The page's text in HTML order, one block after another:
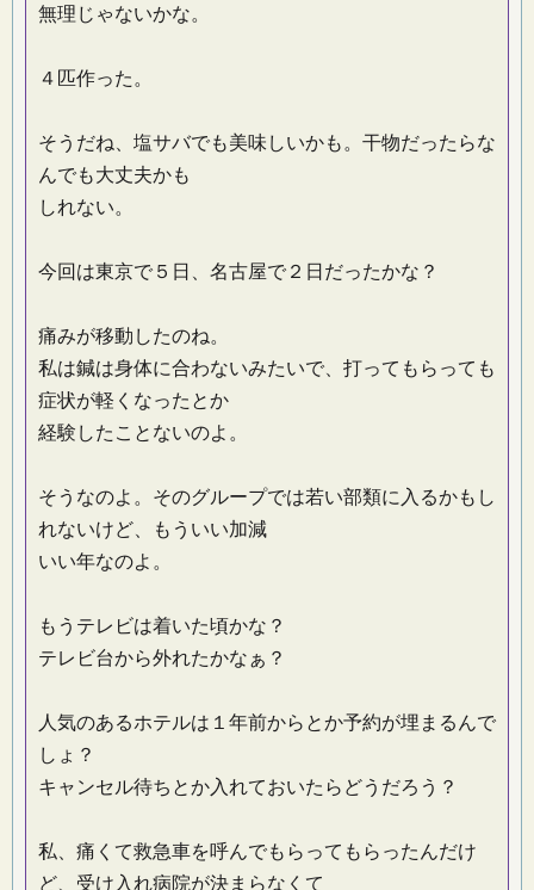
無理じゃないかな。
４匹作った。
そうだね、塩サバでも美味しいかも。干物だったらな
んでも大丈夫かも
しれない。
今回は東京で５日、名古屋で２日だったかな？
痛みが移動したのね。
私は鍼は身体に合わないみたいで、打ってもらっても
症状が軽くなったとか
経験したことないのよ。
そうなのよ。そのグループでは若い部類に入るかもし
れないけど、もういい加減
いい年なのよ。
もうテレビは着いた頃かな？
テレビ台から外れたかなぁ？
人気のあるホテルは１年前からとか予約が埋まるんで
しょ？
キャンセル待ちとか入れておいたらどうだろう？
私、痛くて救急車を呼んでもらってもらったんだけ
ど、受け入れ病院が決まらなくて